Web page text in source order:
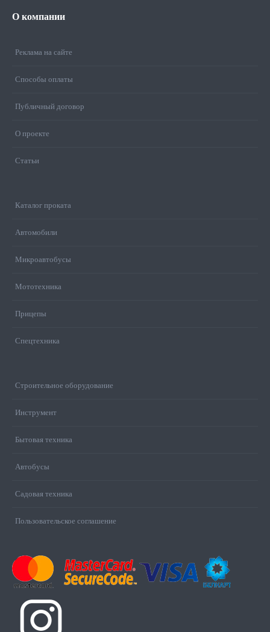
О компании
Реклама на сайте
Способы оплаты
Публичный договор
О проекте
Статьи
Каталог проката
Автомобили
Микроавтобусы
Мототехника
Прицепы
Спецтехника
Строительное оборудование
Инструмент
Бытовая техника
Автобусы
Садовая техника
Пользовательское соглашение